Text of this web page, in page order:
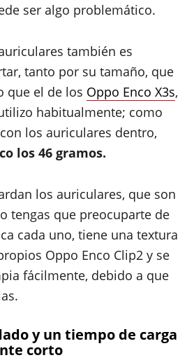
ser algo problemático.
también es
tanto por su tamaño, que
que el de los Oppo Enco X3s,
habitualmente; como
los auriculares dentro,
los 46 gramos.
los auriculares, que son
tengas que preocuparte de
cada uno, tiene una textura
Oppo Enco Clip2 y se
fácilmente, debido a que
y un tiempo de carga
corto